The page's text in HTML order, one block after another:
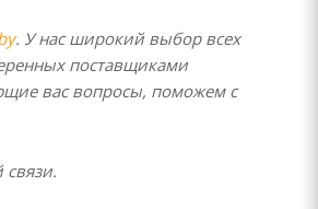
. У нас широкий выбор всех
поставщиками
вас вопросы, поможем с